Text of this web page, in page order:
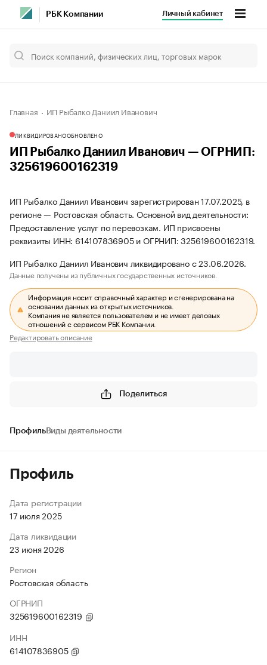
РБК Компании Личный кабинет
Главная ИП Рыбалко Даниил Иванович
ЛИКВИДИРОВАНООБНОВЛЕНО
ИП Рыбалко Даниил Иванович — ОГРНИП:
325619600162319
ИП Рыбалко Даниил Иванович зарегистрирован 17.07.2025, в
регионе — Ростовская область. Основной вид деятельности:
Предоставление услуг по перевозкам. ИП присвоены
реквизиты ИНН: 614107836905 и ОГРНИП: 325619600162319.
ИП Рыбалко Даниил Иванович ликвидировано с 23.06.2026.
Данные получены из публичных государственных источников.
Информация носит справочный характер и сгенерирована на
основании данных из открытых источников.
Компания не является пользователем и не имеет деловых
отношений с сервисом РБК Компании.
Редактировать описание
Поделиться
ПрофильВиды деятельности
Профиль
Дата регистрации
17 июля 2025
Дата ликвидации
23 июня 2026
Регион
Ростовская область
ОГРНИП
325619600162319
ИНН
614107836905